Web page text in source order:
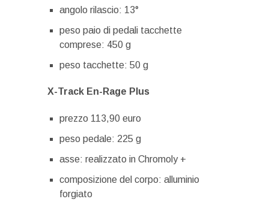
angolo rilascio: 13°
peso paio di pedali tacchette
comprese: 450 g
peso tacchette: 50 g
X-Track En-Rage Plus
prezzo 113,90 euro
peso pedale: 225 g
asse: realizzato in Chromoly +
composizione del corpo: alluminio
forgiato